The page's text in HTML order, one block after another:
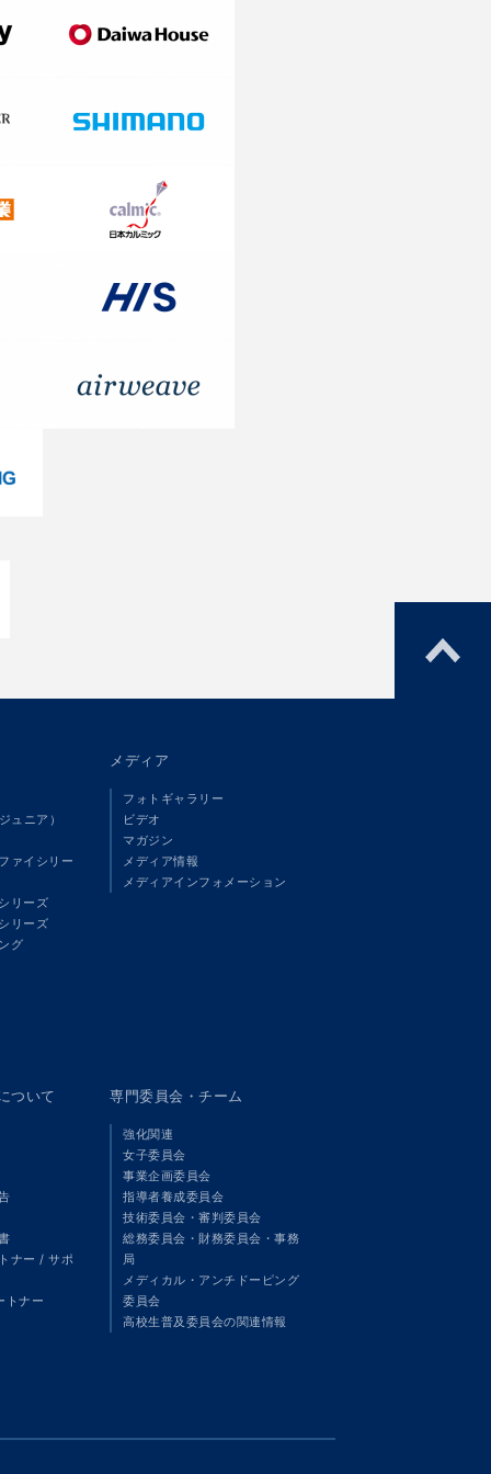
ュニア）
ァイシリー
リーズ
リーズ
グ
メディア
フォトギャラリー
ビデオ
マガジン
メディア情報
メディアインフォメーション
ついて
ナー / サポ
トナー
専門委員会・チーム
強化関連
女子委員会
事業企画委員会
指導者養成委員会
技術委員会・審判委員会
総務委員会・財務委員会・事務
局
メディカル・アンチドーピング
委員会
高校生普及委員会の関連情報